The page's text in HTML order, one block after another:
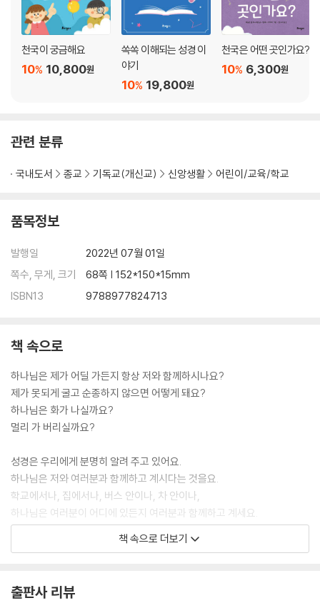
천국이 궁금해요
10,800원
10%
쏙쏙 이해되는 성경 이
야기
19,800원
10%
천국은 어떤 곳인가요?
6,300원
10%
관련 분류
국내도서 종교 기독교(개신교) 신앙생활 어린이/교육/학교
품목정보
발행일
2022년 07월 01일
쪽수, 무게, 크기
68쪽 | 152*150*15mm
ISBN13
9788977824713
책 속으로
하나님은 제가 어딜 가든지 항상 저와 함께하시나요?
제가 못되게 굴고 순종하지 않으면 어떻게 돼요?
하나님은 화가 나실까요?
멀리 가 버리실까요?
성경은 우리에게 분명히 알려 주고 있어요.
하나님은 저와 여러분과 함께하고 계시다는 것을요.
학교에서나, 집에서나, 버스 안이나, 차 안이나,
하나님은 여러분이 어디에 있든지 여러분과 함께하고 계세요.
하나님은 여러분이 먹을 때도 알고 계시고
여러분이 노는 것도 보고 계세요.
여러분이 순종하지 않으면 하나님은 슬퍼하세요.
책 속으로 더보기
출판사 리뷰